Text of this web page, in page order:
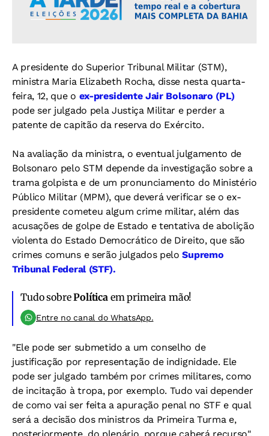
A presidente do Superior Tribunal Militar (STM),
ministra Maria Elizabeth Rocha, disse nesta quarta-
feira, 12, que o ex-presidente Jair Bolsonaro (PL)
pode ser julgado pela Justiça Militar e perder a
patente de capitão da reserva do Exército.
Na avaliação da ministra, o eventual julgamento de
Bolsonaro pelo STM depende da investigação sobre a
trama golpista e de um pronunciamento do Ministério
Público Militar (MPM), que deverá verificar se o ex-
presidente cometeu algum crime militar, além das
acusações de golpe de Estado e tentativa de abolição
violenta do Estado Democrático de Direito, que são
crimes comuns e serão julgados peloSupremo
Tribunal Federal (STF).
Tudo sobrePolítica em primeira mão!
Entre no canal do WhatsApp.
"Ele pode ser submetido a um conselho de
justificação por representação de indignidade. Ele
pode ser julgado também por crimes militares, como
de incitação à tropa, por exemplo. Tudo vai depender
de como vai ser feita a apuração penal no STF e qual
será a decisão dos ministros da Primeira Turma e,